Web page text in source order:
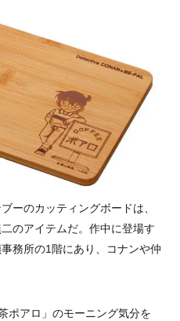
ーのカッティングボードは、
のアイテムだ。作中に登場す
務所の1階にあり、コナンや仲
ポアロ」のモーニング気分を